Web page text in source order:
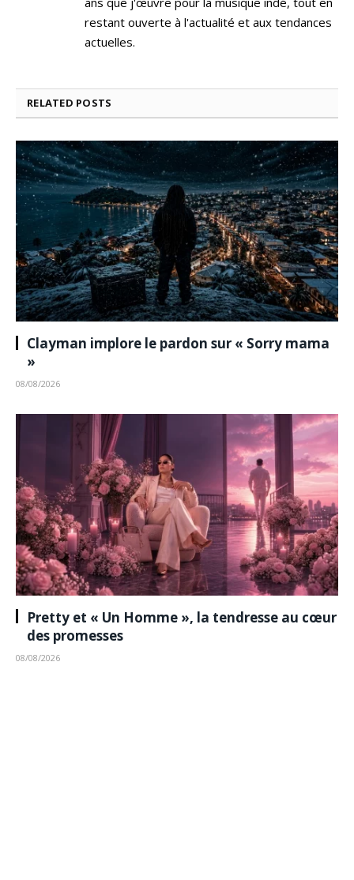
restant ouverte à l'actualité et aux tendances
actuelles.
RELATED POSTS
Clayman implore le pardon sur « Sorry mama
»
08/08/2026
Pretty et « Un Homme », la tendresse au cœur
des promesses
08/08/2026